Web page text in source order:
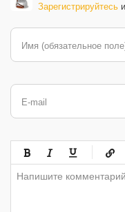
Зарегистрируйтесь
Имя (обязательное
E-mail
-